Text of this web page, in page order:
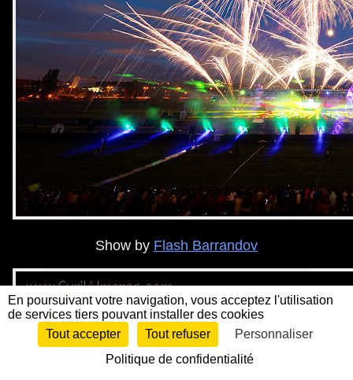
En poursuivant votre navigation, vous acceptez l'utilisation
de services tiers pouvant installer des cookies
Tout accepter
Tout refuser
Personnaliser
Politique de confidentialité
Show by Flash Barrandov